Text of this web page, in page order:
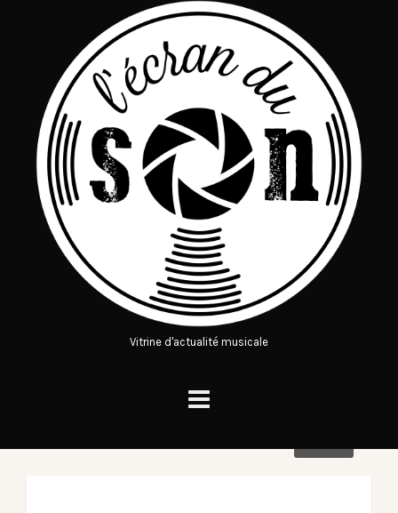
Vitrine d'actualité musicale